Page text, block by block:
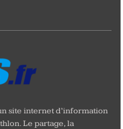
site internet d’information
Le partage, la